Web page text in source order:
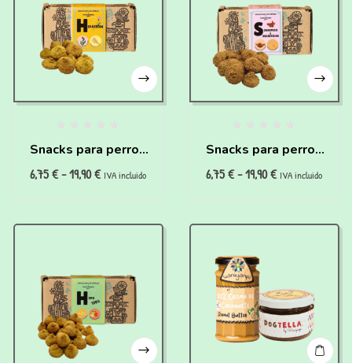
Snacks para perros
con problemas
6,75€-19,90€ IVA incluido
Snacks para perros
con sobrepeso y
6,75€-19,90€ IVA incluido